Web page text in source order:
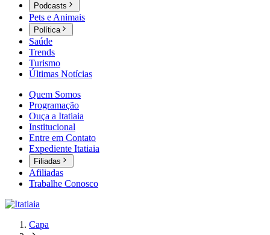
Podcasts
Pets e Animais
Política
Saúde
Trends
Turismo
Últimas Notícias
Quem Somos
Programação
Ouça a Itatiaia
Institucional
Entre em Contato
Expediente Itatiaia
Filiadas
Afiliadas
Trabalhe Conosco
Capa